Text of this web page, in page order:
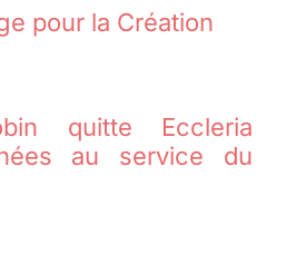
pour la Création
quitte Eccleria
au service du